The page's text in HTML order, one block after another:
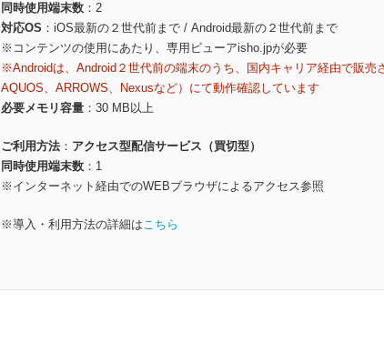
同時使用端末数
2
対応OS
iOS最新の２世代前まで / Android最新の２世代前まで
※コンテンツの使用にあたり、専用ビューアisho.jpが必要
※Androidは、Android２世代前の端末のうち、国内キャリア経由で販売
AQUOS、ARROWS、Nexusなど）にて動作確認しています
必要メモリ容量
30 MB以上
ご利用方法
アクセス型配信サービス（買切型）
同時使用端末数
1
※インターネット経由でのWEBブラウザによるアクセス参照
※導入・利用方法の詳細はこちら